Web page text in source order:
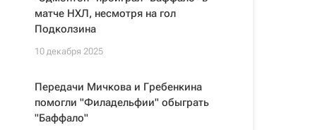
матче НХЛ, несмотря на гол
Подколзина
10 декабря 2025
Передачи Мичкова и Гребенкина
помогли "Филадельфии" обыграть
"Баффало"